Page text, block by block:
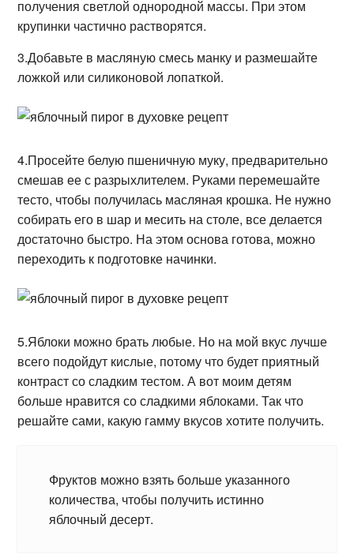
получения светлой однородной массы. При этом
крупинки частично растворятся.
3.Добавьте в масляную смесь манку и размешайте
ложкой или силиконовой лопаткой.
4.Просейте белую пшеничную муку, предварительно
смешав ее с разрыхлителем. Руками перемешайте
тесто, чтобы получилась масляная крошка. Не нужно
собирать его в шар и месить на столе, все делается
достаточно быстро. На этом основа готова, можно
переходить к подготовке начинки.
5.Яблоки можно брать любые. Но на мой вкус лучше
всего подойдут кислые, потому что будет приятный
контраст со сладким тестом. А вот моим детям
больше нравится со сладкими яблоками. Так что
решайте сами, какую гамму вкусов хотите получить.
Фруктов можно взять больше указанного
количества, чтобы получить истинно
яблочный десерт.